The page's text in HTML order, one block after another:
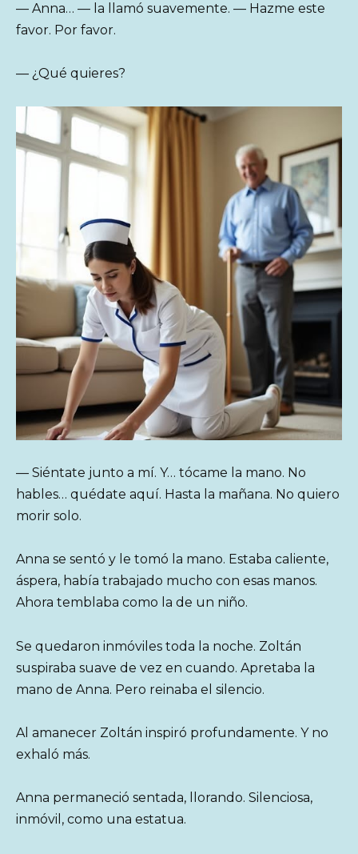
— Anna… — la llamó suavemente. — Hazme este
favor. Por favor.
— ¿Qué quieres?
— Siéntate junto a mí. Y… tócame la mano. No
hables… quédate aquí. Hasta la mañana. No quiero
morir solo.
Anna se sentó y le tomó la mano. Estaba caliente,
áspera, había trabajado mucho con esas manos.
Ahora temblaba como la de un niño.
Se quedaron inmóviles toda la noche. Zoltán
suspiraba suave de vez en cuando. Apretaba la
mano de Anna. Pero reinaba el silencio.
Al amanecer Zoltán inspiró profundamente. Y no
exhaló más.
Anna permaneció sentada, llorando. Silenciosa,
inmóvil, como una estatua.